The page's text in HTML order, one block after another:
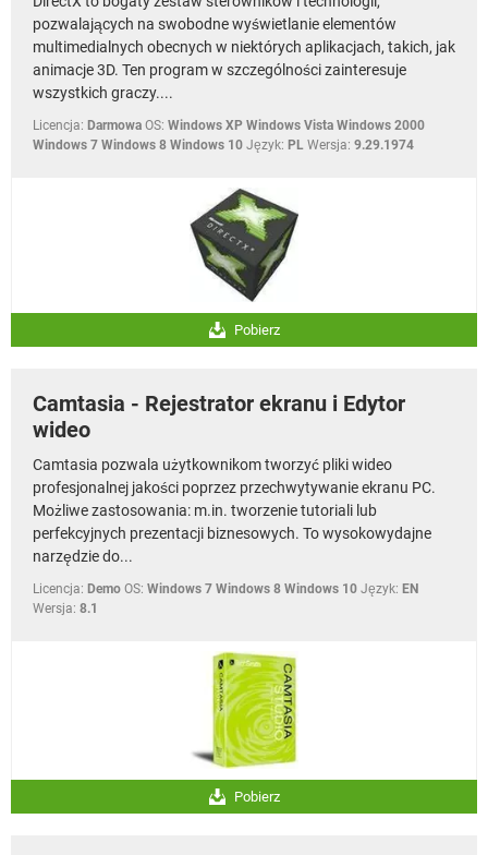
pozwalających na swobodne wyświetlanie elementów
multimedialnych obecnych w niektórych aplikacjach, takich, jak
animacje 3D. Ten program w szczególności zainteresuje
wszystkich graczy....
Licencja: Darmowa OS: Windows XP Windows Vista Windows 2000
Windows 7 Windows 8 Windows 10 Język: PL Wersja: 9.29.1974
Pobierz
Camtasia - Rejestrator ekranu i Edytor
wideo
Camtasia pozwala użytkownikom tworzyć pliki wideo
profesjonalnej jakości poprzez przechwytywanie ekranu PC.
Możliwe zastosowania: m.in. tworzenie tutoriali lub
perfekcyjnych prezentacji biznesowych. To wysokowydajne
narzędzie do...
Licencja: Demo OS: Windows 7 Windows 8 Windows 10 Język: EN
Wersja: 8.1
Pobierz